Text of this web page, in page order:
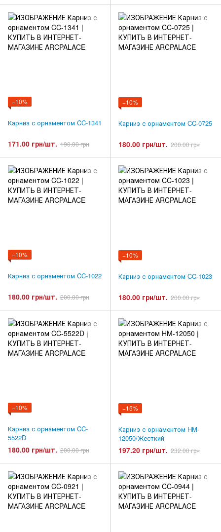
−10%
Карниз с орнаментом CC-1341
171.00 грн/шт. 190.00 грн
−10%
Карниз с орнаментом CC-0725
180.00 грн/шт. 200.00 грн
−10%
Карниз с орнаментом CC-1022
180.00 грн/шт. 200.00 грн
−10%
Карниз с орнаментом CC-1023
180.00 грн/шт. 200.00 грн
−10%
Карниз с орнаментом CC-
5522D
180.00 грн/шт. 200.00 грн
−15%
Карниз с орнаментом HM-
12050/Жесткий
197.20 грн/шт. 232.00 грн